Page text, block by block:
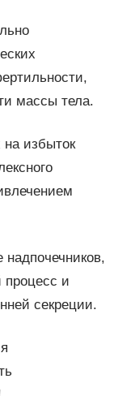
массы тела.
избыток
надпочечников,
процесс и
секреции.